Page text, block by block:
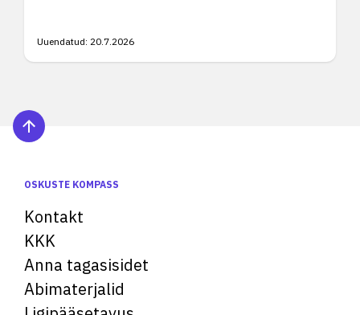
Uuendatud: 20.7.2026
OSKUSTE KOMPASS
Kontakt
KKK
Anna tagasisidet
Abimaterjalid